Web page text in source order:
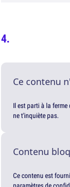
Ce contenu
Il est parti à la
ne t'inquiète pas.
Contenu
Ce contenu est